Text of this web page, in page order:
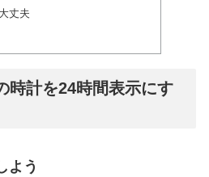
丈夫
時計を24時間表示にす
よう